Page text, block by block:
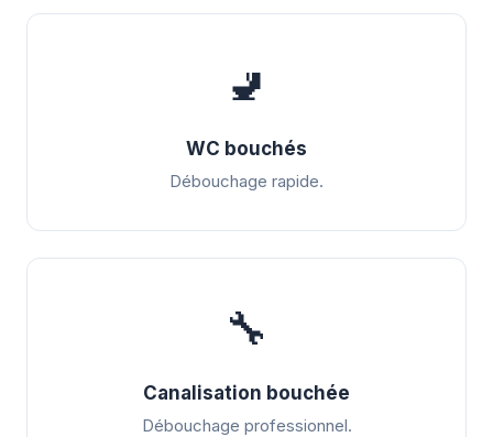
🚽
WC bouchés
Débouchage rapide.
🔧
Canalisation bouchée
Débouchage professionnel.